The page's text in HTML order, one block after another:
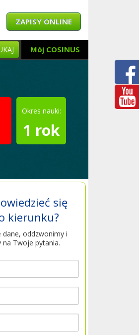
ZAPISY ONLINE
Mój COSINUS
Okres nauki:
1 rok
się
kierunku?
oddzwonimy i
Twoje pytania.